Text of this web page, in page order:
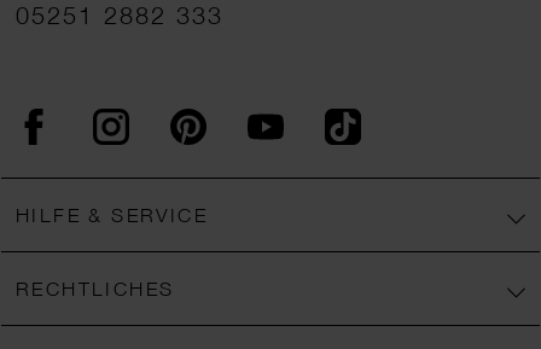
05251 2882 333
FacebookInstagram PinterestYouTubeTikTok
HILFE & SERVICE
RECHTLICHES